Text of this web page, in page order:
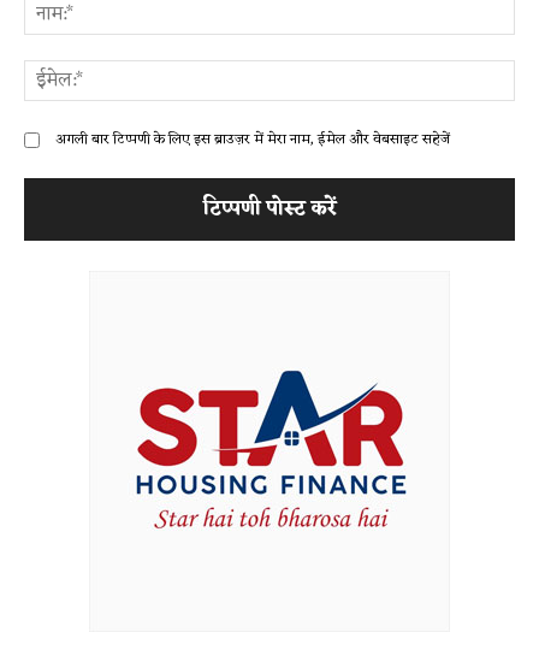
अगली बार टिप्पणी के लिए इस ब्राउज़र में मेरा नाम, ईमेल और वेबसाइट सहेजें